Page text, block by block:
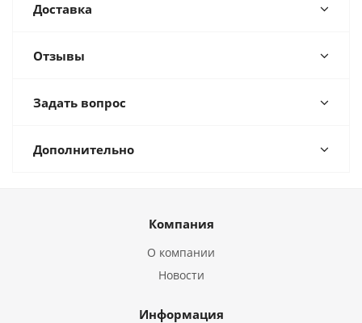
Доставка
Отзывы
Задать вопрос
Дополнительно
Компания
О компании
Новости
Информация